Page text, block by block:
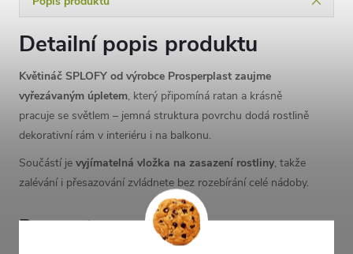
Detailní popis produktu
Květináč SPLOFY od výrobce Prosperplast zaujme
vyřezávaným úpletem, který připomíná ratan a krásně
pracuje se světlem – jemná struktura povrchu dodá rostlině
dekorativní rám v interiéru i na balkonu.
Součástí je vyjímatelná vložka na zasazení rostliny, takže
zalévání i přesazování zvládnete bez rozebírání celé nádoby.
Parametry